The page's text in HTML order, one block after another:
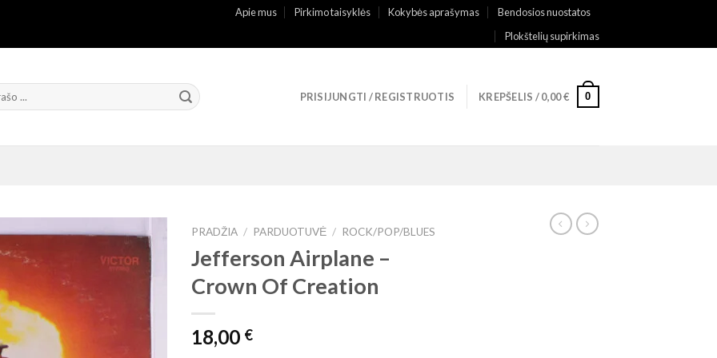
Apie mus Pirkimo taisyklės Kokybės aprašymas
Bendosios nuostatos
Plokštelių supirkimas
PRISIJUNGTI / REGISTRUOTIS KREPŠELIS /0,00€ 0
PRADŽIA / PARDUOTUVĖ / ROCK/POP/BLUES
Jefferson Airplane ‎–
Crown Of Creation
18,00 €